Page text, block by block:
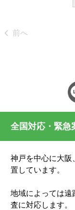
前へ
全国対応・緊急
神戸を中心に大阪
置しています。
地域によっては遠
査に対応します。